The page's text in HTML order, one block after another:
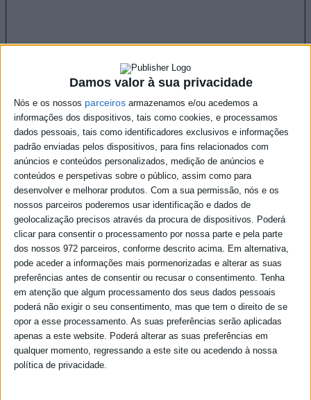
Damos valor à sua privacidade
Nós e os nossos parceiros armazenamos e/ou acedemos a
informações dos dispositivos, tais como cookies, e processamos
dados pessoais, tais como identificadores exclusivos e informações
padrão enviadas pelos dispositivos, para fins relacionados com
anúncios e conteúdos personalizados, medição de anúncios e
conteúdos e perspetivas sobre o público, assim como para
desenvolver e melhorar produtos. Com a sua permissão, nós e os
nossos parceiros poderemos usar identificação e dados de
geolocalização precisos através da procura de dispositivos. Poderá
clicar para consentir o processamento por nossa parte e pela parte
dos nossos 972 parceiros, conforme descrito acima. Em alternativa,
pode aceder a informações mais pormenorizadas e alterar as suas
preferências antes de consentir ou recusar o consentimento. Tenha
em atenção que algum processamento dos seus dados pessoais
poderá não exigir o seu consentimento, mas que tem o direito de se
opor a esse processamento. As suas preferências serão aplicadas
apenas a este website. Poderá alterar as suas preferências em
qualquer momento, regressando a este site ou acedendo à nossa
política de privacidade.